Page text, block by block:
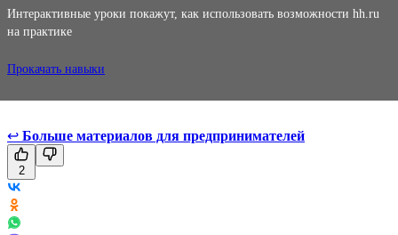
Интерактивные уроки покажут, как использовать возможности hh.ru
на практике
Прокачать навыки
↩ Больше материалов для предпринимателей
2